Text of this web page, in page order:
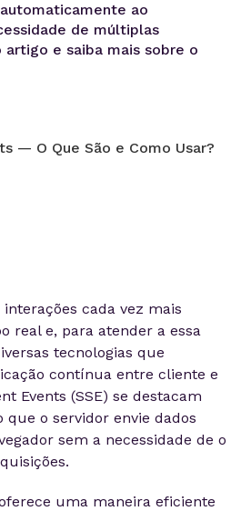
ao
de múltiplas
artigo e saiba mais sobre o
cada vez mais
real e, para atender a essa
tecnologias que
contínua entre cliente e
Events (SSE) se destacam
o servidor envie dados
sem a necessidade de o
uma maneira eficiente